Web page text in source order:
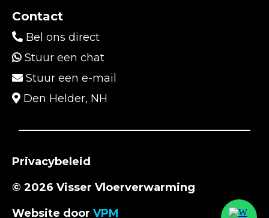
Contact
Bel ons direct
Stuur een chat
Stuur een e-mail
Den Helder, NH
Privacybeleid
© 2026 Visser Vloerverwarming
Website door VPM